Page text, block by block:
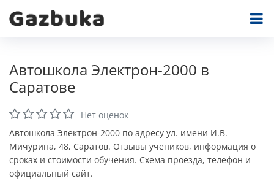
Автошкола Электрон-2000 в
Саратове
Нет оценок
Автошкола Электрон-2000 по адресу ул. имени И.В.
Мичурина, 48, Саратов. Отзывы учеников, информация о
сроках и стоимости обучения. Схема проезда, телефон и
официальный сайт.